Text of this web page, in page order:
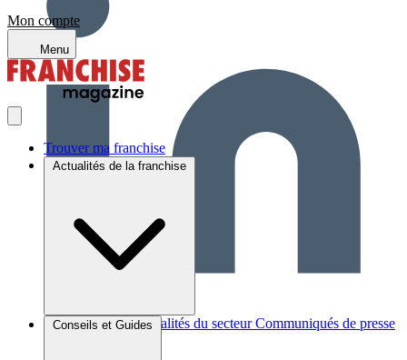
Mon compte
Menu
Trouver ma franchise
Actualités de la franchise
Brèves et actus Actualités du secteur Communiqués de presse
Conseils et Guides